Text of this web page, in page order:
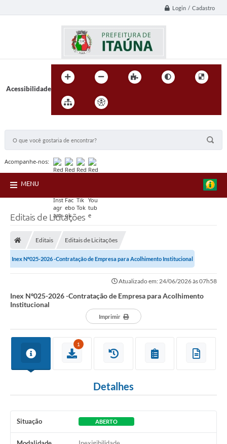
Login / Cadastro
Acessibilidade
Acompanhe-nos:
MENU
Editais de Licitações
Editais Editais de Licitações
Inex Nº025-2026 -Contratação de Empresa para Acolhimento Institucional
Atualizado em: 24/06/2026 às 07h58
Inex Nº025-2026 -Contratação de Empresa para Acolhimento
Institucional
Imprimir
1
Detalhes
Situação ABERTO